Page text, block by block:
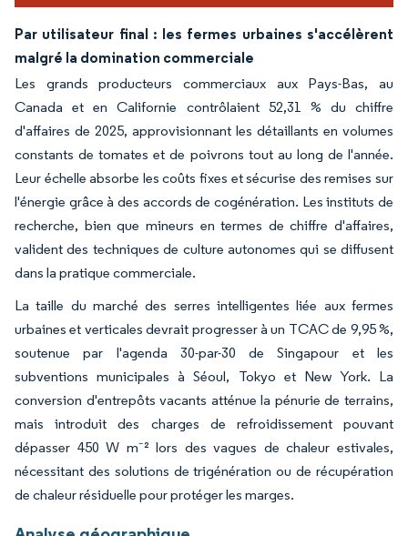
Par utilisateur final : les fermes urbaines s'accélèrent
malgré la domination commerciale
Les grands producteurs commerciaux aux Pays-Bas, au
Canada et en Californie contrôlaient 52,31 % du chiffre
d'affaires de 2025, approvisionnant les détaillants en volumes
constants de tomates et de poivrons tout au long de l'année.
Leur échelle absorbe les coûts fixes et sécurise des remises sur
l'énergie grâce à des accords de cogénération. Les instituts de
recherche, bien que mineurs en termes de chiffre d'affaires,
valident des techniques de culture autonomes qui se diffusent
dans la pratique commerciale.
La taille du marché des serres intelligentes liée aux fermes
urbaines et verticales devrait progresser à un TCAC de 9,95 %,
soutenue par l'agenda 30-par-30 de Singapour et les
subventions municipales à Séoul, Tokyo et New York. La
conversion d'entrepôts vacants atténue la pénurie de terrains,
mais introduit des charges de refroidissement pouvant
dépasser 450 W m⁻² lors des vagues de chaleur estivales,
nécessitant des solutions de trigénération ou de récupération
de chaleur résiduelle pour protéger les marges.